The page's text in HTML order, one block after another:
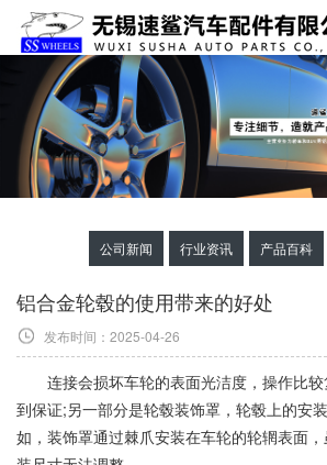
公司新闻 行业资讯 产品百科
铝合金轮毂的使用带来的好处
发布时间：2025-04-26
连接会损坏车轮的表面光洁度，操作比较
到保证;另一部分是轮毂装饰罩，轮毂上的安
如，装饰罩通过棘爪安装在车轮的轮辋表面